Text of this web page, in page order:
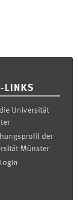
LINKS
Universität
der
Münster